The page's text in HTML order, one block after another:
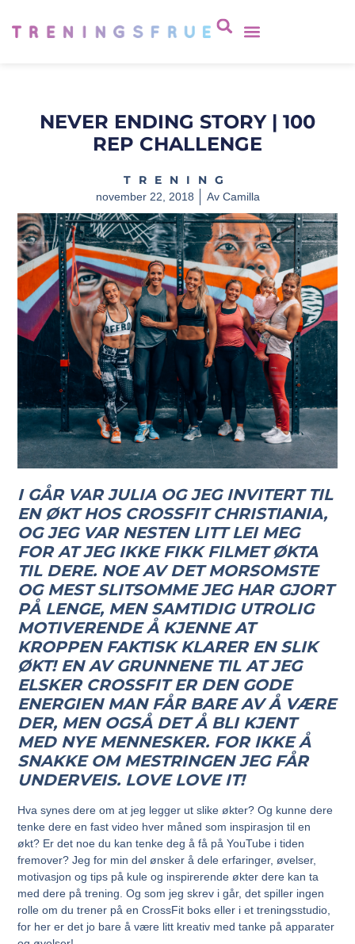
NEVER ENDING STORY | 100
REP CHALLENGE
TRENING
november 22, 2018 AvCamilla
I GÅR VAR JULIA OG JEG INVITERT TIL
EN ØKT HOS CROSSFIT CHRISTIANIA,
OG JEG VAR NESTEN LITT LEI MEG
FOR AT JEG IKKE FIKK FILMET ØKTA
TIL DERE. NOE AV DET MORSOMSTE
OG MEST SLITSOMME JEG HAR GJORT
PÅ LENGE, MEN SAMTIDIG UTROLIG
MOTIVERENDE Å KJENNE AT
KROPPEN FAKTISK KLARER EN SLIK
ØKT! EN AV GRUNNENE TIL AT JEG
ELSKER CROSSFIT ER DEN GODE
ENERGIEN MAN FÅR BARE AV Å VÆRE
DER, MEN OGSÅ DET Å BLI KJENT
MED NYE MENNESKER. FOR IKKE Å
SNAKKE OM MESTRINGEN JEG FÅR
UNDERVEIS. LOVE LOVE IT!
Hva synes dere om at jeg legger ut slike økter? Og kunne dere
tenke dere en fast video hver måned som inspirasjon til en
økt? Er det noe du kan tenke deg å få på YouTube i tiden
fremover? Jeg for min del ønsker å dele erfaringer, øvelser,
motivasjon og tips på kule og inspirerende økter dere kan ta
med dere på trening. Og som jeg skrev i går, det spiller ingen
rolle om du trener på en CrossFit boks eller i et treningsstudio,
for her er det jo bare å være litt kreativ med tanke på apparater